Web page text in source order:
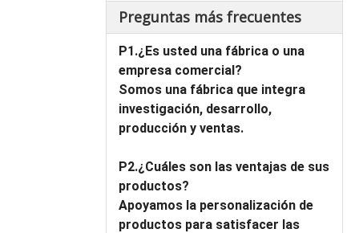
Preguntas más frecuentes
P1.¿Es usted una fábrica o una
empresa comercial?
Somos una fábrica que integra
investigación, desarrollo,
producción y ventas.
P2.¿Cuáles son las ventajas de sus
productos?
Apoyamos la personalización de
productos para satisfacer las